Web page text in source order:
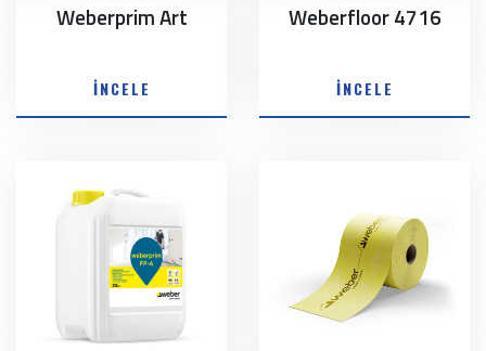
Weberprim Art
İNCELE
Weberfloor 4716
İNCELE